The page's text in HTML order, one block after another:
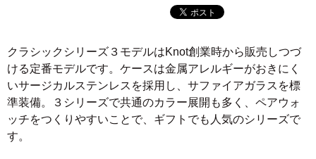
クラシックシリーズ３モデルはKnot創業時から販売しつづ
ける定番モデルです。ケースは金属アレルギーがおきにく
いサージカルステンレスを採用し、サファイアガラスを標
準装備。３シリーズで共通のカラー展開も多く、ペアウォ
ッチをつくりやすいことで、ギフトでも人気のシリーズで
す。